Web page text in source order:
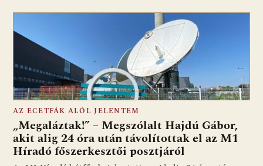
Fotó: media1.hu
AZ ECETFÁK ALÓL JELENTEM
„Megaláztak!” – Megszólalt Hajdú Gábor,
akit alig 24 óra után távolítottak el az M1
Híradó főszerkesztői posztjáról